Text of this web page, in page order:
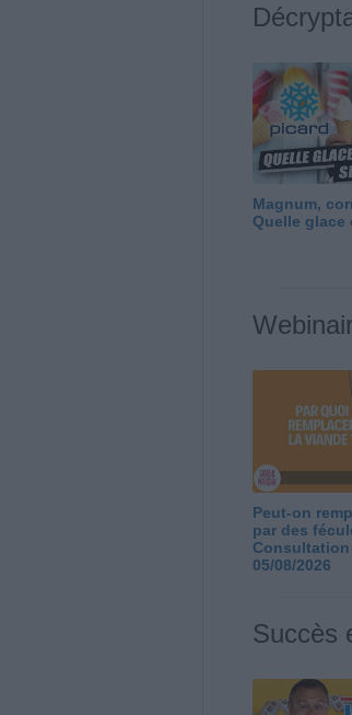
Magnum,
Quelle glace
Peut-on
par des
05/08/2026
Succès